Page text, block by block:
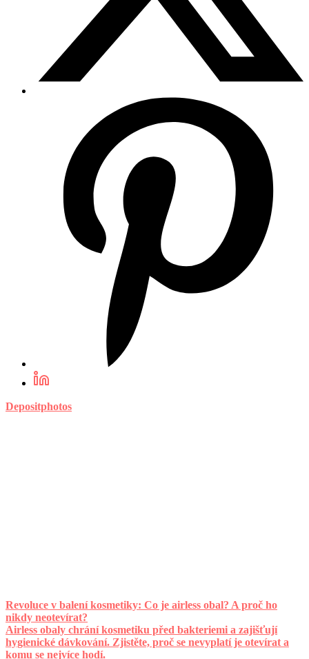
Depositphotos
Revoluce v balení kosmetiky: Co je airless obal? A proč ho
nikdy neotevírat?
Airless obaly chrání kosmetiku před bakteriemi a zajišťují
hygienické dávkování. Zjistěte, proč se nevyplatí je otevírat a
komu se nejvíce hodí.